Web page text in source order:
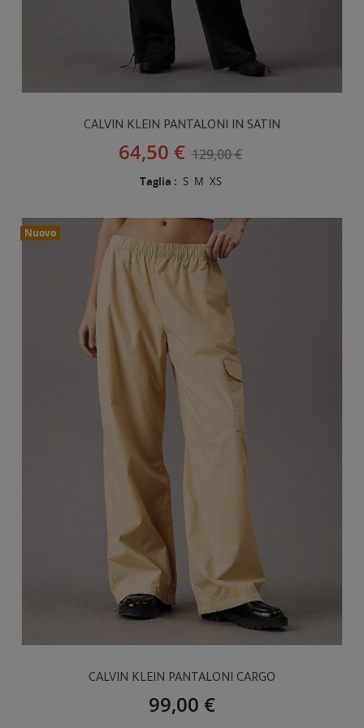
CALVIN KLEIN PANTALONI IN SATIN
64,50 € 129,00 €
Taglia : S M XS
Nuovo
CALVIN KLEIN PANTALONI CARGO
99,00 €